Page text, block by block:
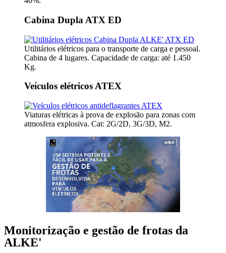
Cabina Dupla ATX ED
Utilitários elétricos para o transporte de carga e pessoal.
Cabina de 4 lugares. Capacidade de carga: até 1.450
Kg.
Veículos elétricos ATEX
Viaturas elétricas à prova de explosão para zonas com
atmosfera explosiva. Cat: 2G/2D, 3G/3D, M2.
Monitorização e gestão de frotas da
ALKE'